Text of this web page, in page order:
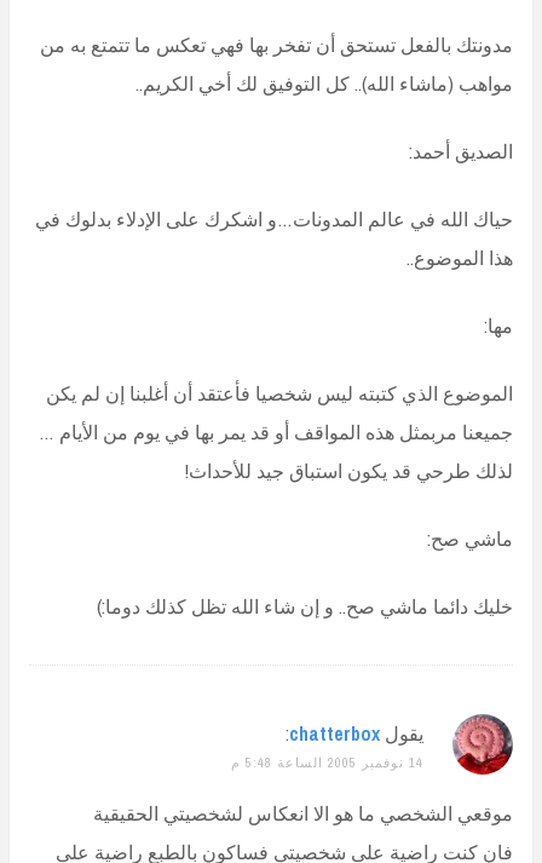
مدونتك بالفعل تستحق أن تفخر بها فهي تعكس ما تتمتع به من
مواهب (ماشاء الله).. كل التوفيق لك أخي الكريم..
الصديق أحمد:
حياك الله في عالم المدونات…و اشكرك على الإدلاء بدلوك في
هذا الموضوع..
مها:
الموضوع الذي كتبته ليس شخصيا فأعتقد أن أغلبنا إن لم يكن
جميعنا مربمثل هذه المواقف أو قد يمر بها في يوم من الأيام …
لذلك طرحي قد يكون استباق جيد للأحداث!
ماشي صح:
خليك دائما ماشي صح.. و إن شاء الله تظل كذلك دوما:)
يقول chatterbox
:
14 نوفمبر 2005 الساعة 5:48 م
موقعي الشخصي ما هو الا انعكاس لشخصيتي الحقيقية
فان كنت راضية على شخصيتي فساكون بالطبع راضية على